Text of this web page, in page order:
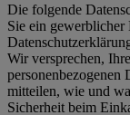
Die folgende
Sie ein gewerblicher
Wir versprechen,
personenbezogenen
mitteilen, wie und
Sicherheit beim